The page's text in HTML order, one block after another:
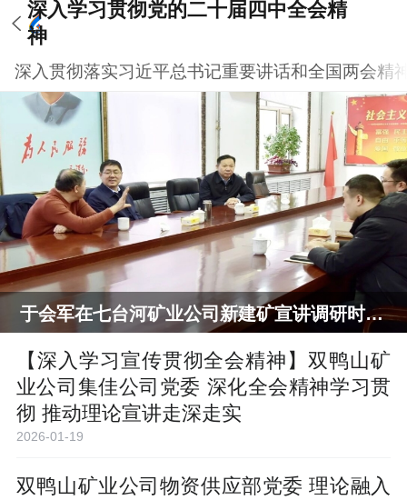
深入学习贯彻党的二十届四中全会精
神
深入贯彻落实习近平总书记重要讲话和全国两会精
于会军在七台河矿业公司新建矿宣讲调研时要求 科学谋划明年各项重点工作 以新成效推动扭亏脱困发展
【深入学习宣传贯彻全会精神】双鸭山矿
业公司集佳公司党委 深化全会精神学习贯
彻 推动理论宣讲走深走实
2026-01-19
双鸭山矿业公司物资供应部党委 理论融入